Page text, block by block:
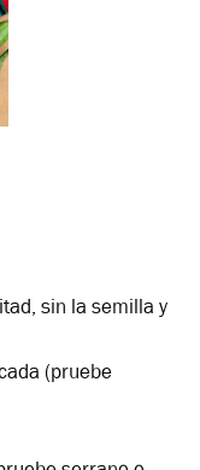
sin la semilla y
(pruebe